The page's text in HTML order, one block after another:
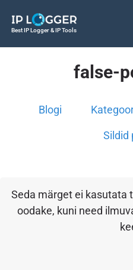
Best IP Logger & IP Tools
false-
Blogi
Sildid